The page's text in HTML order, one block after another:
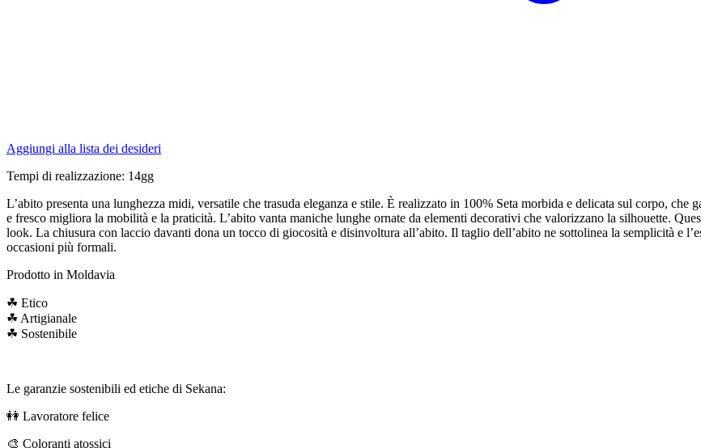
Aggiungi alla lista dei desideri
Tempi di realizzazione: 14gg
L’abito presenta una lunghezza midi, versatile che trasuda eleganza e stile. È realizzato in 100% Seta morbida e delicata sul corpo, che
e fresco migliora la mobilità e la praticità. L’abito vanta maniche lunghe ornate da elementi decorativi che valorizzano la silhouette.
look. La chiusura con laccio davanti dona un tocco di giocosità e disinvoltura all’abito. Il taglio dell’abito ne sottolinea la semplicità e
occasioni più formali.
Prodotto in Moldavia
☘ Etico
☘ Artigianale
☘ Sostenibile
Le garanzie sostenibili ed etiche di Sekana:
👭 Lavoratore felice
🎨 Coloranti atossici